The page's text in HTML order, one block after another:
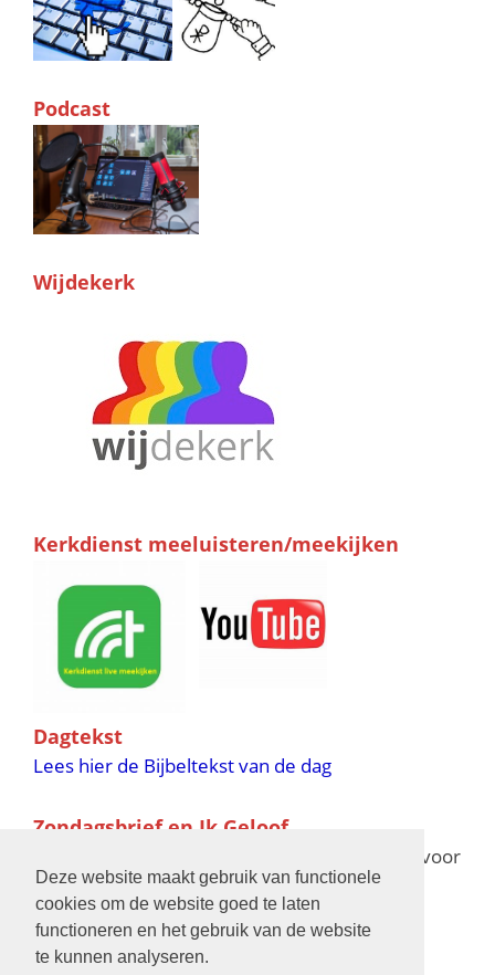
Deze website maakt gebruik van functionele
cookies om de website goed te laten
functioneren en het gebruik van de website
te kunnen analyseren.
Podcast
Wijdekerk
Kerkdienst meeluisteren/meekijken
Dagtekst
Lees hier de Bijbeltekst van de dag
Zondagsbrief en Ik Geloof
voor
de verschijningsdata in 2025 en 2026
Bijbelschool